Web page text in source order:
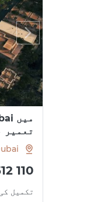
تعمیر ،75 مربع میٹر۔ نمبر
110
تکمیل